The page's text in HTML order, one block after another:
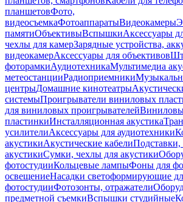
планшетовФото,
видеосъемкаФотоаппаратыВидеокамеры
памятиОбъективыВспышкиАксессуары
чехлы для камерЗарядные устройства,
видеокамерАксессуары для объективов
фоторамкиАудиотехникаМультимедиа
метеостанцииРадиоприемники
центрыДомашние кинотеатры
системыПроигрыватели виниловых
для виниловых проигрывателей
пластинкиИнсталляционная акустика
усилителиАксессуары для аудиотехники
акустикиАкустические кабелиПодставки,
акустикиСумки, чехлы для акустики
фотостудииКольцевые лампыФоны для
освещениеНасадки светоформирующие
фотостудииФотозонты, отражатели
предметной съемкиВспышки студийные